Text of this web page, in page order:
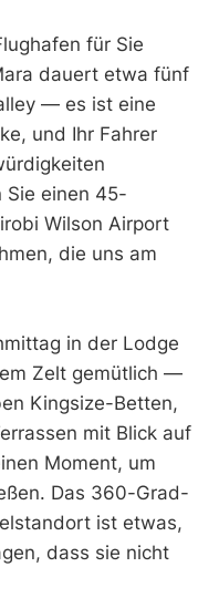
für Sie
dauert etwa fünf
— es ist eine
und Ihr Fahrer
Sie einen 45-
Wilson Airport
die uns am
in der Lodge
Zelt gemütlich —
Kingsize-Betten,
mit Blick auf
Moment, um
Das 360-Grad-
ist etwas,
dass sie nicht